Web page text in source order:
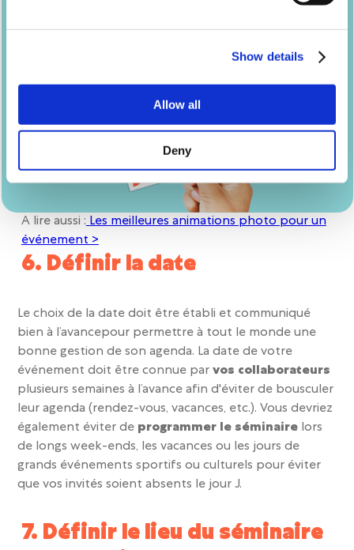
Show details
Allow all
Deny
photo fun, qui fait toujours l’unanimité !
A lire aussi :Les meilleures animations photo pour un
événement >
6. Définir la date
Le choix de la date doit être établi et communiqué
bien à l’avancepour permettre à tout le monde une
bonne gestion de son agenda. La date de votre
événement doit être connue parvos collaborateurs
plusieurs semaines à l’avance afin d'éviter de bousculer
leur agenda (rendez-vous, vacances, etc.). Vous devriez
également éviter de programmer le séminaire lors
de longs week-ends, les vacances ou les jours de
grands événements sportifs ou culturels pour éviter
que vos invités soient absents le jour J.
7. Définir le lieu du séminaire